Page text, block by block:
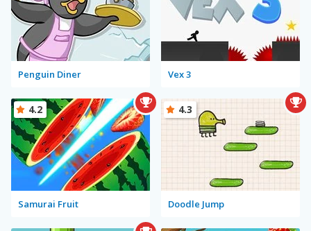
Penguin Diner Vex 3
Samurai Fruit
4.2
Doodle Jump
4.3